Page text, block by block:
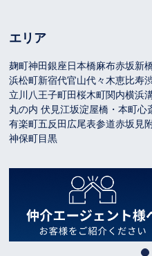
エリア
麹町神田銀座日本橋麻布赤坂新
浜松町新宿代官山代々木恵比寿
立川 八王子町田桜木町関内横浜
丸の内 伏見江坂淀屋橋・本町心
有楽町五反田 広尾表参道赤坂見
神保町目黒